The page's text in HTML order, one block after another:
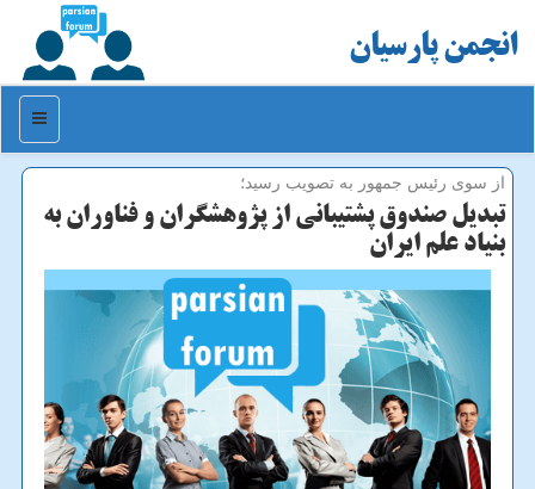
انجمن پارسیان
منو
از سوی رئیس جمهور به تصویب رسید؛
تبدیل صندوق پشتیبانی از پژوهشگران و فناوران به
بنیاد علم ایران